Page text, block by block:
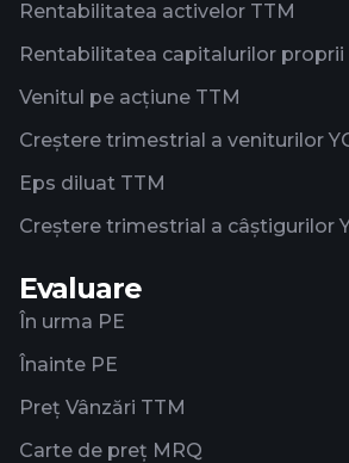
Rentabilitatea activelor TTM
Rentabilitatea capitalurilor proprii
Venitul pe acțiune TTM
Creștere trimestrial a veniturilor
Eps diluat TTM
Creștere trimestrial a câștigurilor
Evaluare
În urma PE
Înainte PE
Preț Vânzări TTM
Carte de preț MRQ